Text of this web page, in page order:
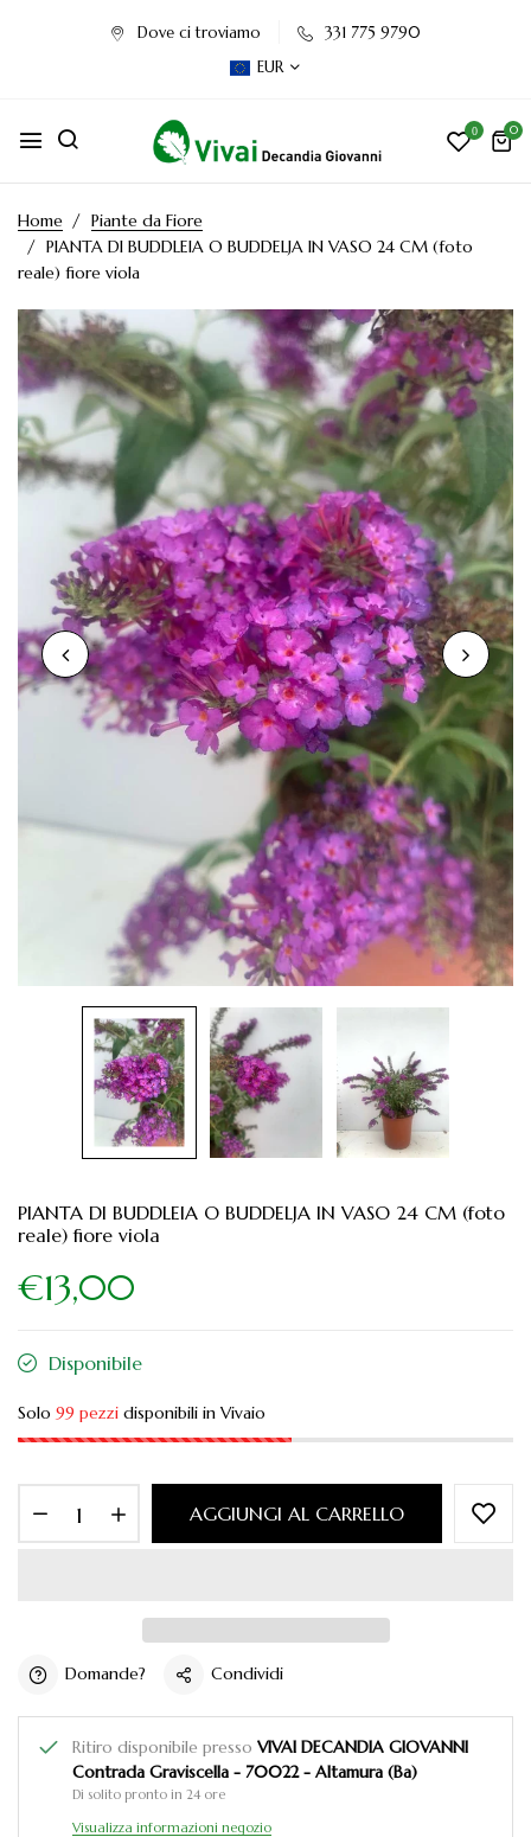
Dove ci troviamo
331 775 9790
EUR
0 0
Home
Piante da Fiore
PIANTA DI BUDDLEIA O BUDDELJA IN VASO 24 CM (foto
reale) fiore viola
PIANTA DI BUDDLEIA O BUDDELJA IN VASO 24 CM (foto
reale) fiore viola
€13,00
Disponibile
Solo 99 pezzi disponibili in Vivaio
AGGIUNGI AL CARRELLO
Domande? Condividi
Ritiro disponibile presso VIVAI DECANDIA GIOVANNI
Contrada Graviscella - 70022 - Altamura (Ba)
Di solito pronto in 24 ore
Visualizza informazioni negozio